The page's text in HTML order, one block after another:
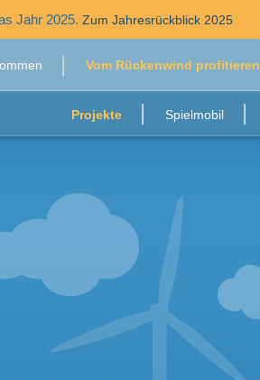
Jahr 2025. Zum Jahresrückblick 2025
Vom Rückenwind profitieren
Projekte Spielmobil